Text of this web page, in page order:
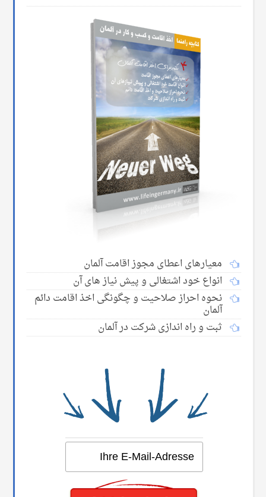
معیارهای اعطای مجوز اقامت آلمان
انواع خود اشتغالی و پیش نیاز های آن
نحوه احراز صلاحیت و چگونگی اخذ اقامت دائم
آلمان
ثبت و راه اندازی شرکت در آلمان